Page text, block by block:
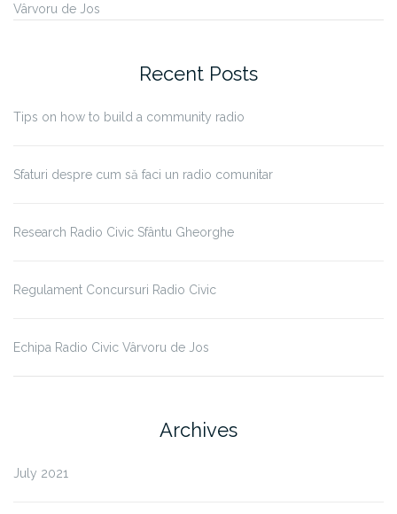
Vârvoru de Jos
Recent Posts
Tips on how to build a community radio
Sfaturi despre cum să faci un radio comunitar
Research Radio Civic Sfântu Gheorghe
Regulament Concursuri Radio Civic
Echipa Radio Civic Vârvoru de Jos
Archives
July 2021